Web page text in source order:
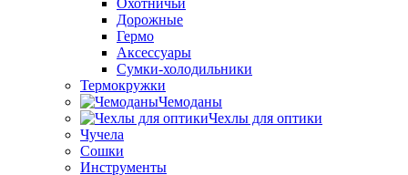
Охотничьи
Дорожные
Гермо
Аксессуары
Сумки-холодильники
Термокружки
Чемоданы
Чехлы для оптики
Чучела
Сошки
Инструменты